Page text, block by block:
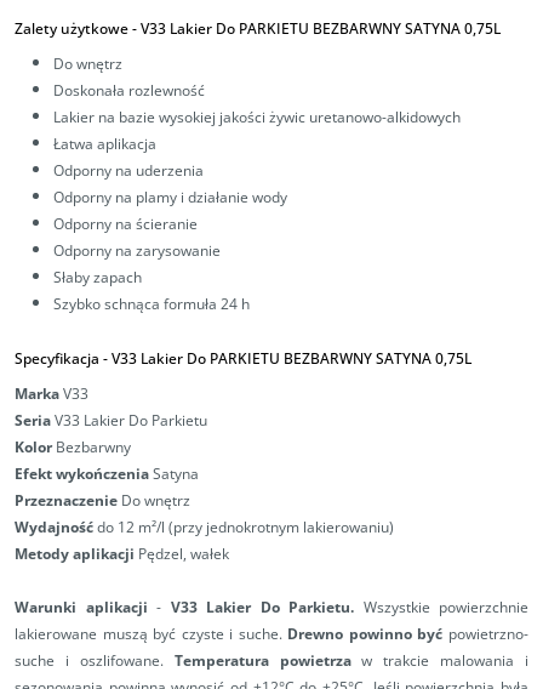
Zalety użytkowe -V33 Lakier Do PARKIETU BEZBARWNY SATYNA 0,75L
Do wnętrz
Doskonała rozlewność
Lakier na bazie wysokiej jakości żywic uretanowo-alkidowych
Łatwa aplikacja
Odporny na uderzenia
Odporny na plamy i działanie wody
Odporny na ścieranie
Odporny na zarysowanie
Słaby zapach
Szybko schnąca formuła 24 h
Specyfikacja -V33 Lakier Do PARKIETU BEZBARWNY SATYNA 0,75L
MarkaV33
SeriaV33 Lakier Do Parkietu
KolorBezbarwny
Efekt wykończeniaSatyna
Przeznaczenie Do wnętrz
Wydajnośćdo 12 m²/l (przy jednokrotnym lakierowaniu)
Metody aplikacji Pędzel, wałek
Warunki aplikacji - V33 Lakier Do Parkietu. Wszystkie powierzchnie
lakierowane muszą być czyste i suche. Drewno powinno być powietrzno-
suche i oszlifowane. Temperatura powietrzaw trakcie malowania i